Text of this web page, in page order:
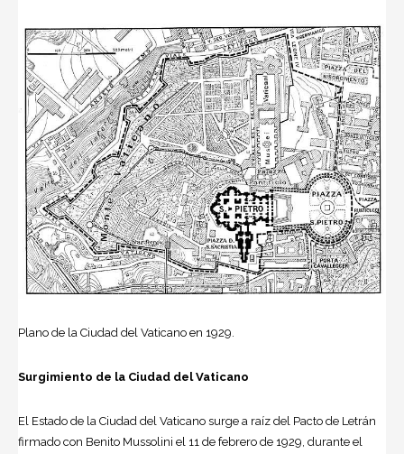
Plano de la Ciudad del Vaticano en 1929.
Surgimiento de la Ciudad del Vaticano
El Estado de la Ciudad del Vaticano surge a raíz del Pacto de Letrán
firmado con Benito Mussolini el 11 de febrero de 1929, durante el